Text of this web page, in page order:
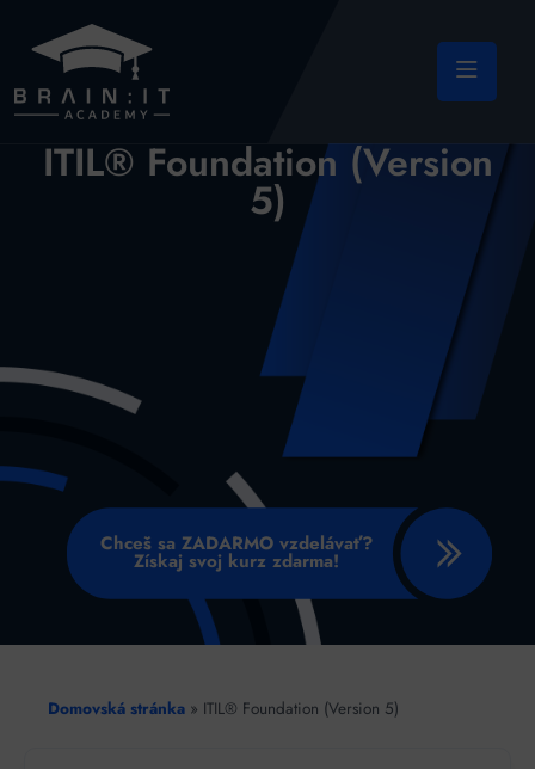
ITIL® Foundation (Version
5)
Chceš sa ZADARMO vzdelávať?
Získaj svoj kurz zdarma!
Domovská stránka » ITIL® Foundation (Version 5)